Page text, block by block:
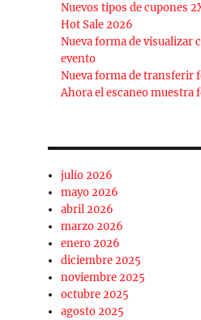
b
o
o
k
a
rt
ir
Nuevos tipos de cupones
Hot Sale 2026
Nueva forma de visualizar
evento
Nueva forma de transferir
Ahora el escaneo muestra
julio 2026
mayo 2026
abril 2026
marzo 2026
enero 2026
diciembre 2025
noviembre 2025
octubre 2025
agosto 2025